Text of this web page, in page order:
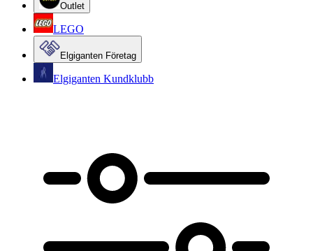
Outlet
LEGO
Elgiganten Företag
Elgiganten Kundklubb